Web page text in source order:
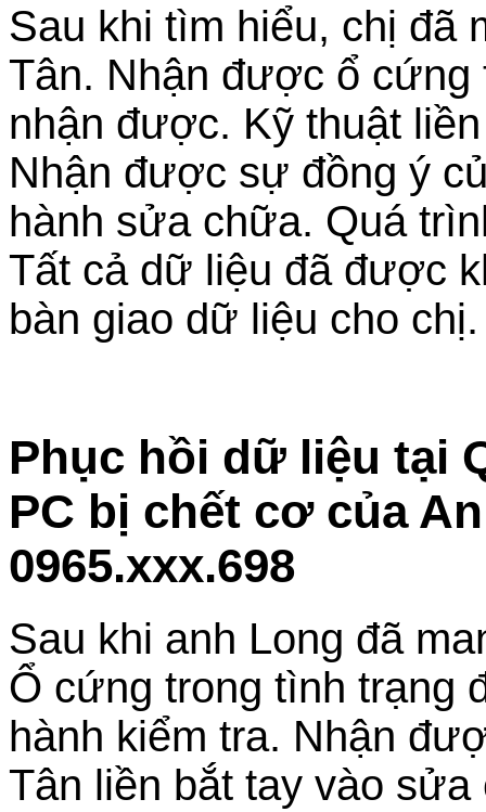
Sau khi tìm hiểu, chị đã
Tân. Nhận được ổ cứng
nhận được. Kỹ thuật
Nhận được sự đồng ý
hành sửa chữa. Quá
Tất cả dữ liệu đã được
bàn giao dữ liệu cho
Phục hồi dữ liệu tại
PC bị chết cơ của
0965.xxx.698
Sau khi anh Long đã
Ổ cứng trong tình trạng
hành kiểm tra. Nhận
Tân liền bắt tay vào